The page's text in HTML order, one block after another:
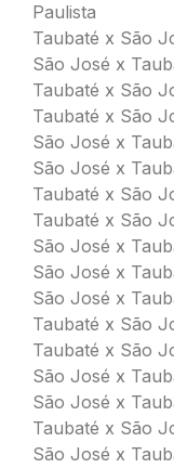
Paulista
Taubaté x São
São José x
Taubaté x São
Taubaté x São
São José x
São José x
Taubaté x São
Taubaté x São
São José x
São José x
São José x
Taubaté x São
Taubaté x São
São José x
São José x
Taubaté x São
São José x